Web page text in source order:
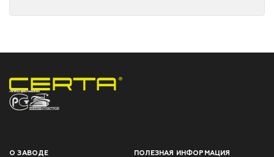
НПП «СПЕКТР» ЗАВОД ЛАКОКРАСОЧНЫХ МАТЕРИАЛОВ
О ЗАВОДЕ ПОЛЕЗНАЯ ИНФОРМАЦИЯ